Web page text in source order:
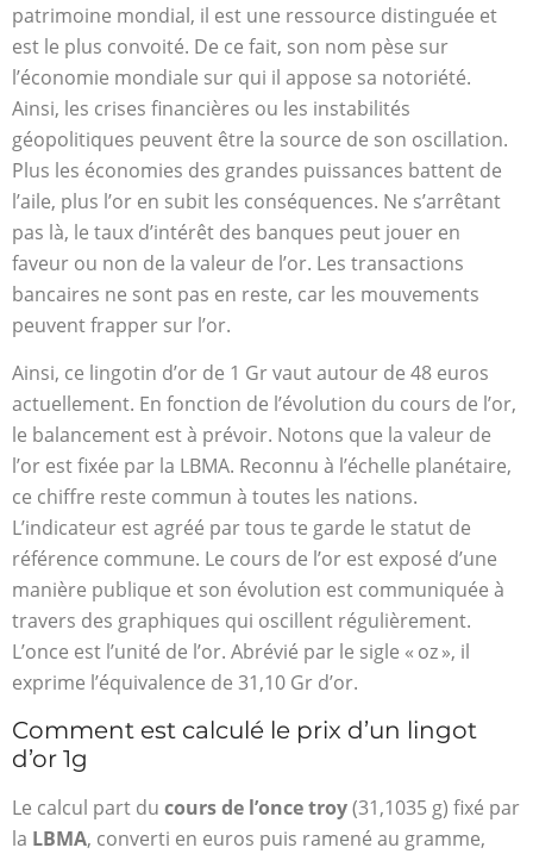
patrimoine mondial, il est une ressource distinguée et
est le plus convoité. De ce fait, son nom pèse sur
l’économie mondiale sur qui il appose sa notoriété.
Ainsi, les crises financières ou les instabilités
géopolitiques peuvent être la source de son oscillation.
Plus les économies des grandes puissances battent de
l’aile, plus l’or en subit les conséquences. Ne s’arrêtant
pas là, le taux d’intérêt des banques peut jouer en
faveur ou non de la valeur de l’or. Les transactions
bancaires ne sont pas en reste, car les mouvements
peuvent frapper sur l’or.
Ainsi, ce lingotin d’or de 1 Gr vaut autour de 48 euros
actuellement. En fonction de l’évolution du cours de l’or,
le balancement est à prévoir. Notons que la valeur de
l’or est fixée par la LBMA. Reconnu à l’échelle planétaire,
ce chiffre reste commun à toutes les nations.
L’indicateur est agréé par tous te garde le statut de
référence commune. Le cours de l’or est exposé d’une
manière publique et son évolution est communiquée à
travers des graphiques qui oscillent régulièrement.
L’once est l’unité de l’or. Abrévié par le sigle « oz », il
exprime l’équivalence de 31,10 Gr d’or.
Comment est calculé le prix d’un lingot
d’or 1g
Le calcul part du cours de l’once troy(31,1035 g) fixé par
la LBMA, converti en euros puis ramené au gramme,